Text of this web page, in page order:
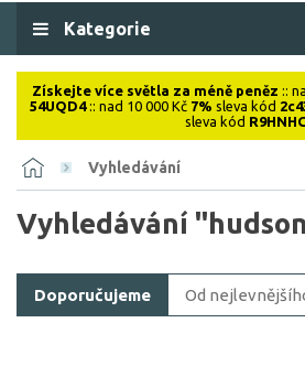
Kategorie
Získejte více světla za méně peněz ::
54UQD4:: nad 10 000 Kč 7% sleva kód
sleva kód
Vyhledávání
Vyhledávání
Doporučujeme Od